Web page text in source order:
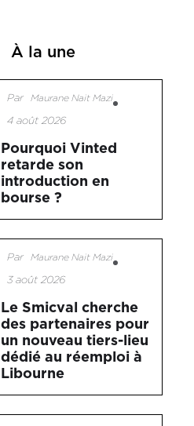
À la une
Par Maurane Nait Mazi
4 août 2026
Pourquoi Vinted
retarde son
introduction en
bourse ?
Par Maurane Nait Mazi
3 août 2026
Le Smicval cherche
des partenaires pour
un nouveau tiers-lieu
dédié au réemploi à
Libourne